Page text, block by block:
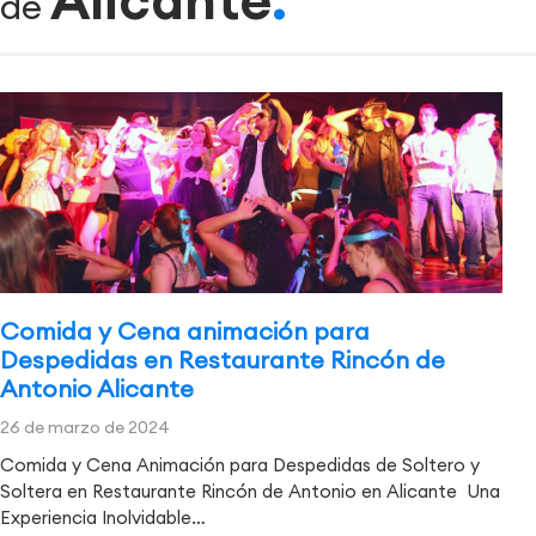
Comida y Cena animación para
Despedidas en Restaurante Rincón de
Antonio Alicante
26 de marzo de 2024
Comida y Cena Animación para Despedidas de Soltero y
Soltera en Restaurante Rincón de Antonio en Alicante Una
Experiencia Inolvidable…